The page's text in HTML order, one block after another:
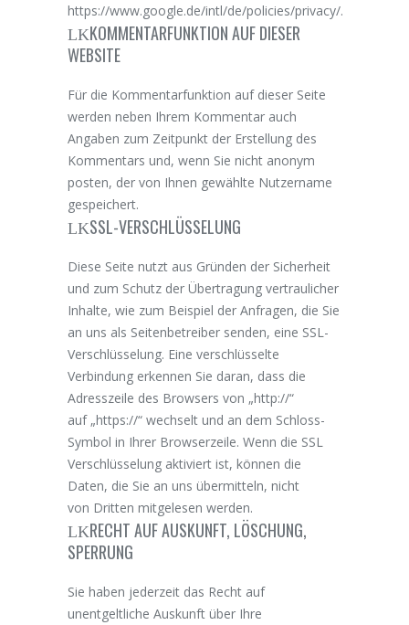
https://www.google.de/intl/de/policies/privacy/.
KOMMENTARFUNKTION AUF DIESER
WEBSITE
Für die Kommentarfunktion auf dieser Seite
werden neben Ihrem Kommentar auch
Angaben zum Zeitpunkt der Erstellung des
Kommentars und, wenn Sie nicht anonym
posten, der von Ihnen gewählte Nutzername
gespeichert.
SSL-VERSCHLÜSSELUNG
Diese Seite nutzt aus Gründen der Sicherheit
und zum Schutz der Übertragung vertraulicher
Inhalte, wie zum Beispiel der Anfragen, die Sie
an uns als Seitenbetreiber senden, eine SSL-
Verschlüsselung. Eine verschlüsselte
Verbindung erkennen Sie daran, dass die
Adresszeile des Browsers von „http://“
auf „https://“ wechselt und an dem Schloss-
Symbol in Ihrer Browserzeile. Wenn die SSL
Verschlüsselung aktiviert ist, können die
Daten, die Sie an uns übermitteln, nicht
von Dritten mitgelesen werden.
RECHT AUF AUSKUNFT, LÖSCHUNG,
SPERRUNG
Sie haben jederzeit das Recht auf
unentgeltliche Auskunft über Ihre